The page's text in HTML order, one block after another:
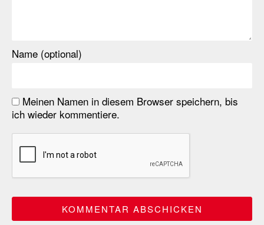
Name (optional)
Meinen Namen in diesem Browser speichern, bis
ich wieder kommentiere.